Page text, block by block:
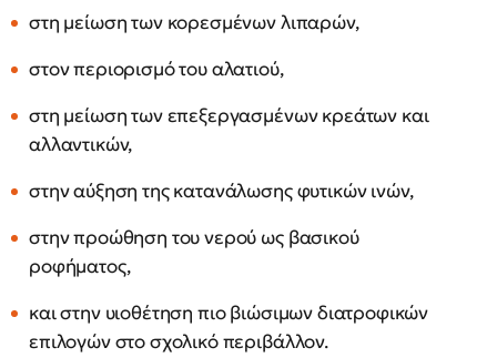
στη μείωση των κορεσμένων λιπαρών,
στον περιορισμό του αλατιού,
στη μείωση των επεξεργασμένων κρεάτων και
αλλαντικών,
στην αύξηση της κατανάλωσης φυτικών ινών,
στην προώθηση του νερού ως βασικού
ροφήματος,
και στην υιοθέτηση πιο βιώσιμων διατροφικών
επιλογών στο σχολικό περιβάλλον.